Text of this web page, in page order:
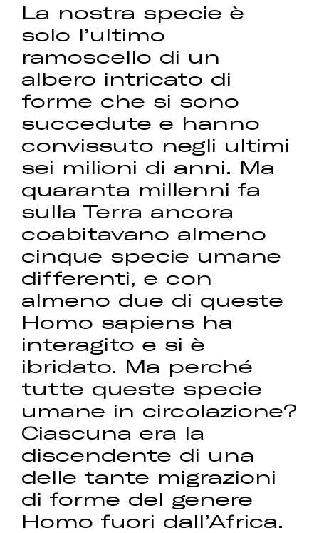
La nostra specie è
solo l’ultimo
ramoscello di un
albero intricato di
forme che si sono
succedute e hanno
convissuto negli ultimi
sei milioni di anni. Ma
quaranta millenni fa
sulla Terra ancora
coabitavano almeno
cinque specie umane
differenti, e con
almeno due di queste
Homo sapiens ha
interagito e si è
ibridato. Ma perché
tutte queste specie
umane in circolazione?
Ciascuna era la
discendente di una
delle tante migrazioni
di forme del genere
Homo fuori dall’Africa.